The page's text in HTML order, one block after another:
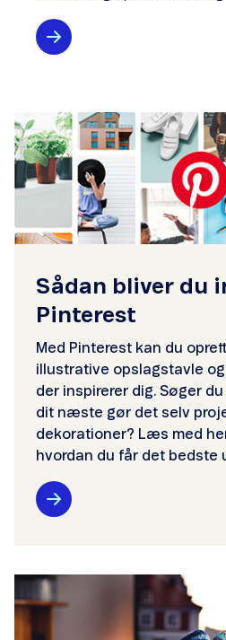
Sådan bliver du
Pinterest
Med Pinterest kan du
illustrative opslagstavle
der inspirerer dig. Søger
dit næste gør det selv
dekorationer? Læs med
hvordan du får det bedste